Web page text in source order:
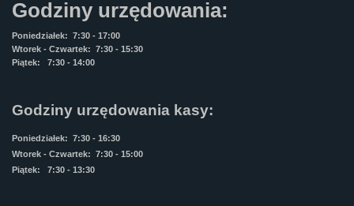
Godziny urzędowania:
Poniedziałek: 7:30 - 17:00
Wtorek - Czwartek: 7:30 - 15:30
Piątek: 7:30 - 14:00
Godziny urzędowania kasy:
Poniedziałek: 7:30 - 16:30
Wtorek - Czwartek: 7:30 - 15:00
Piątek: 7:30 - 13:30